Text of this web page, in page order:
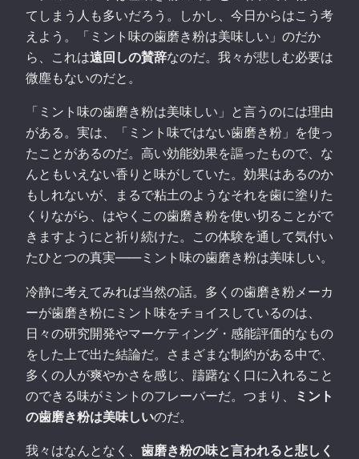
てしまう人も多いだろう。しかし、今日からはこう考
えよう。「ミント味の歯磨き粉は美味しい」のだか
ら、これは遠回しの賛辞なのだ。我々が悲しむ必要は
微塵もないのだと。
「ミント味の歯磨き粉は美味しい」と言うのには理由
がある。実は、「ミント味ではない歯磨き粉」を使っ
たことがあるのだ。高い効能効果を謳ったもので、な
んともいえない香りと味がしていた。効果はあるのか
もしれないが、まるで粘土のようなそれを歯に塗りた
くりながら、はやくこの歯磨き粉を使い切ることがで
きますようにと祈り続けた。この体験を通して気付い
たひとつの真実——ミント味の歯磨き粉は美味しい。
冷静に考えてみれば当然の話。多くの歯磨き粉メーカ
ーが歯磨き粉にミント味をチョイスしているのは、
日々の研究開発やマーケティング・感能評価的なもの
をした上で出た結論だ。さまざまな制約がある中で、
多くの人が爽やかさを感じ、躊躇なく口に入れること
のできる味がミントのフレーバーだ。つまり、
ミント
の歯磨き粉は美味しいのだ。
我々はなんとなく、 歯磨き粉の味と言われると悲しく